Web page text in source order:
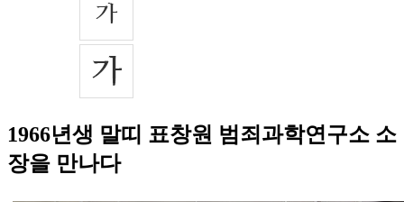
1966년생 말띠 표창원 범죄과학연구소 소
장을 만나다